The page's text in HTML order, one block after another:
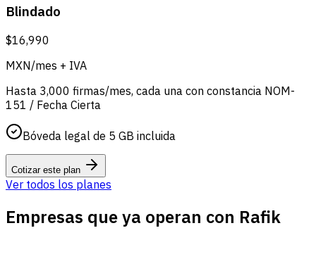
Blindado
$16,990
MXN/mes + IVA
Hasta 3,000 firmas/mes, cada una con constancia NOM-
151 / Fecha Cierta
Bóveda legal de 5 GB incluida
Cotizar este plan
Ver todos los planes
Empresas que ya operan con Rafik